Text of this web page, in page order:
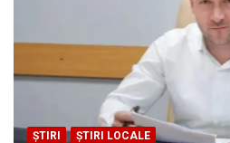
ȘTIRI ȘTIRI LOCALE